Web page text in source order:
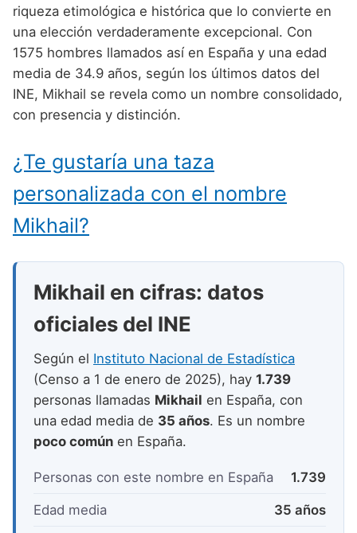
Nombres de niño que empiezan por I
Nombres de niño que empiezan por J
Nombres de niño que empiezan por K
Nombres de niño que empiezan por L
Nombres de niño que empiezan por N
Nombres de niño que empiezan por O
Nombres de niño que empiezan por P
Nombres de niño que empiezan por R
Nombres de niño que empiezan por S
Nombres de niño que empiezan por T
Nombres de niño que empiezan por U
Nombres de niño que empiezan por V
Nombres de niño que empiezan por W
Nombres de niño que empiezan por X
Nombres de niño que empiezan por Y
Nombres de Niño Catalanes
Nombres de Niño Extremeños
Nombres de Niño Gallegos
Nombres de Niño Navarros
Nombres de Niño Riojanos
Nombres de Niño Vascos
Nombres de Niño Vikingos
Nombres de Niño Hispanoamericanos
Nombres de Niño Ingleses
Nombres de Niño Italianos
Nombres de Niño Japoneses
Nombres de Niño Marroquíes
Nombres de Niño Portugueses
Nombres de Niño Suecos
riqueza etimológica e histórica que lo convierte en
una elección verdaderamente excepcional. Con
1575 hombres llamados así en España y una edad
media de 34.9 años, según los últimos datos del
INE, Mikhail se revela como un nombre consolidado,
con presencia y distinción.
¿Te gustaría una taza
personalizada con el nombre
Mikhail?
Mikhail en cifras: datos
oficiales del INE
Según el Instituto Nacional de Estadística
(Censo a 1 de enero de 2025), hay 1.739
personas llamadas Mikhail en España, con
una edad media de 35 años. Es un nombre
poco común en España.
Personas con este nombre en España 1.739
Edad media 35 años